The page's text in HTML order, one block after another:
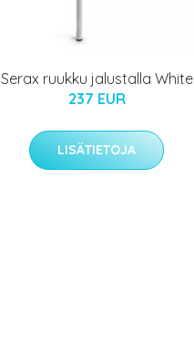
Serax ruukku jalustalla White
237 EUR
LISÄTIETOJA